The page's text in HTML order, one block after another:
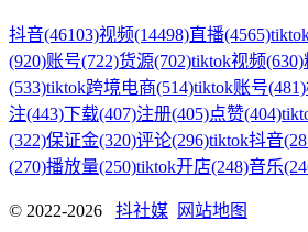
抖音(46103)视频(14498)直播(4565)
(920)账号(722)货源(702)tiktok视频(630)
(533)tiktok跨境电商(514)tiktok账号(481)
注(443)下载(407)注册(405)点赞(404)
(322)保证金(320)评论(296)tiktok抖音
(270)播放量(250)tiktok开店(248)音乐
© 2022-2026 抖社媒 网站地图